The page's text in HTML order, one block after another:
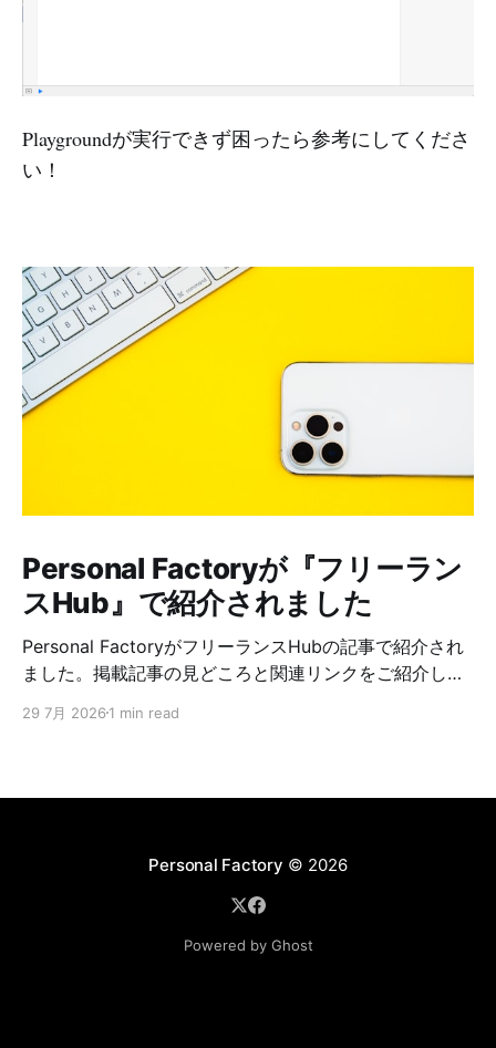
Playgroundが実行できず困ったら参考にしてくださ
い！
Personal Factoryが『フリーラン
スHub』で紹介されました
Personal FactoryがフリーランスHubの記事で紹介され
ました。掲載記事の見どころと関連リンクをご紹介しま
29 7月 2026 1 min read
Personal Factory © 2026
Powered by Ghost